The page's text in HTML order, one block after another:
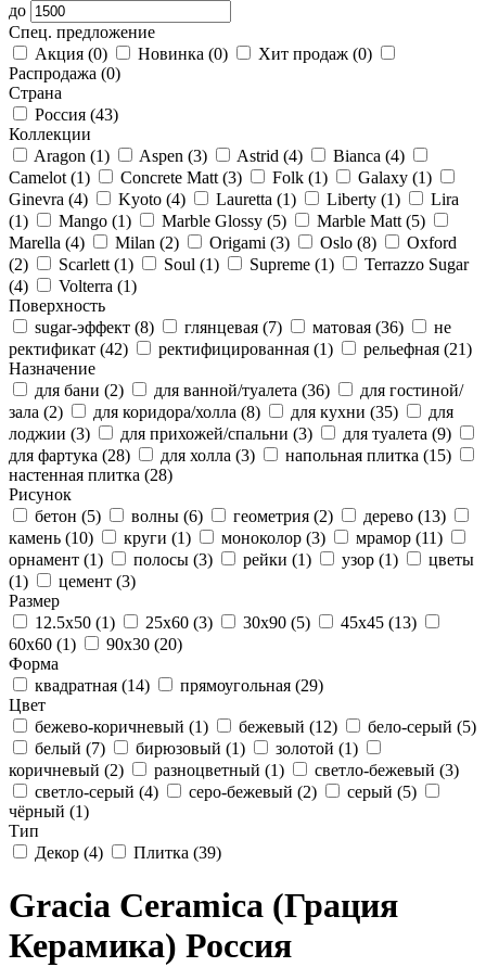
до
Спец. предложение
Акция (0) Новинка (0) Хит продаж (0)
Распродажа (0)
Страна
Россия (43)
Коллекции
Aragon (1) Aspen (3) Astrid (4) Bianca (4)
Camelot (1) Concrete Matt (3) Folk (1) Galaxy (1)
Ginevra (4) Kyoto (4) Lauretta (1) Liberty (1)
Lira
(1)
Mango (1) Marble Glossy (5) Marble Matt (5)
Marella (4) Milan (2) Origami (3) Oslo (8)
Oxford
(2)
Scarlett (1) Soul (1) Supreme (1)
Terrazzo Sugar
(4)
Volterra (1)
Поверхность
sugar-эффект (8) глянцевая (7) матовая (36)
не
ректификат (42) ректифицированная (1) рельефная (21)
Назначение
для бани (2) для ванной/туалета (36)
для гостиной/
зала (2) для коридора/холла (8) для кухни (35)
для
лоджии (3) для прихожей/спальни (3) для туалета (9)
для фартука (28) для холла (3) напольная плитка (15)
настенная плитка (28)
Рисунок
бетон (5) волны (6) геометрия (2) дерево (13)
камень (10) круги (1) моноколор (3) мрамор (11)
орнамент (1) полосы (3) рейки (1) узор (1)
цветы
(1)
цемент (3)
Размер
12.5x50 (1) 25x60 (3) 30x90 (5) 45x45 (13)
60x60 (1) 90x30 (20)
Форма
квадратная (14) прямоугольная (29)
Цвет
бежево-коричневый (1) бежевый (12) бело-серый (5)
белый (7) бирюзовый (1) золотой (1)
коричневый (2) разноцветный (1) светло-бежевый (3)
светло-серый (4) серо-бежевый (2) серый (5)
чёрный (1)
Тип
Декор (4) Плитка (39)
Gracia Ceramica (Грация
Керамика) Россия